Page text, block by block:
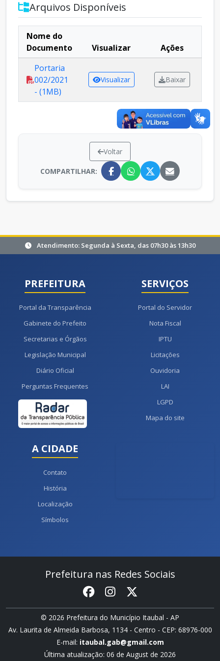
Arquivos Disponíveis
Nome do
Documento
Visualizar
Ações
Portaria
002/2021
- (1MB)
Visualizar Baixar
Voltar
COMPARTILHAR:
Atendimento: Segunda à Sexta, das 07h30 às 13h30
PREFEITURA
Portal da Transparência
Gabinete do Prefeito
Secretarias e Órgãos
Legislação Municipal
Diário Oficial
Perguntas Frequentes
SERVIÇOS
Portal do Servidor
Nota Fiscal
IPTU
Licitações
Ouvidoria
LAI
LGPD
Mapa do site
A CIDADE
Contato
História
Localização
Símbolos
Prefeitura nas Redes Sociais
© 2026 Prefeitura do Município Itaubal - AP
Av. Laurita de Almeida Barbosa, 1134 - Centro - CEP: 68976-000
E-mail: itaubal.gab@gmail.com
Última atualização: 06 de August de 2026